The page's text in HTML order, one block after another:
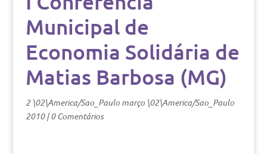
Municipal de
Economia Solidária de
Matias Barbosa (MG)
2 \02\America/Sao_Paulo março \02\America/Sao_Paulo
2010|0 Comentários